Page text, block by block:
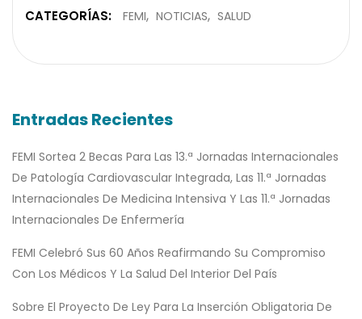
CATEGORÍAS: FEMI NOTICIAS SALUD
Entradas Recientes
FEMI Sortea 2 Becas Para Las 13.ª Jornadas Internacionales
De Patología Cardiovascular Integrada, Las 11.ª Jornadas
Internacionales De Medicina Intensiva Y Las 11.ª Jornadas
Internacionales De Enfermería
FEMI Celebró Sus 60 Años Reafirmando Su Compromiso
Con Los Médicos Y La Salud Del Interior Del País
Sobre El Proyecto De Ley Para La Inserción Obligatoria De